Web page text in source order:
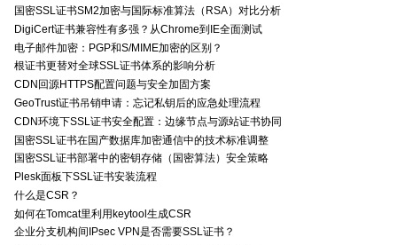
国密SSL证书SM2加密与国际标准算法（RSA）对比分析
DigiCert证书兼容性有多强？从Chrome到IE全面测试
电子邮件加密：PGP和S/MIME加密的区别？
根证书更替对全球SSL证书体系的影响分析
CDN回源HTTPS配置问题与安全加固方案
GeoTrust证书吊销申请：忘记私钥后的应急处理流程
CDN环境下SSL证书安全配置：边缘节点与源站证书协同
国密SSL证书在国产数据库加密通信中的技术标准调整
国密SSL证书部署中的密钥存储（国密算法）安全策略
Plesk面板下SSL证书安装流程
什么是CSR？
如何在Tomcat里利用keytool生成CSR
企业分支机构间IPsec VPN是否需要SSL证书？